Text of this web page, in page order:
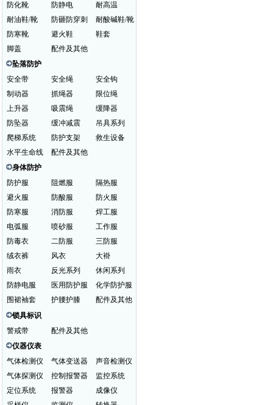
防化靴
防静电
耐高温
耐油鞋/靴
防砸防穿刺
耐酸碱鞋/靴
防寒靴
避火鞋
鞋套
脚盖
配件及其他
坠落防护
安全带
安全绳
安全钩
制动器
抓绳器
限位绳
上升器
吸震绳
缓降器
防坠器
缓冲减震
吊具系列
爬梯系统
防护支架
救生设备
水平生命线
配件及其他
身体防护
防护服
阻燃服
隔热服
避火服
防酸服
防火服
防寒服
消防服
焊工服
电弧服
喷砂服
工作服
防毒衣
二防服
三防服
绒衣裤
风衣
大褂
雨衣
反光系列
休闲系列
防静电服
医用防护服
化学防护服
围裙袖套
护腰护膝
配件及其他
锁具标识
警戒带
配件及其他
仪器仪表
气体检测仪
气体变送器
声音检测仪
气体探测仪
控制报警器
监控系统
定位系统
报警器
成像仪